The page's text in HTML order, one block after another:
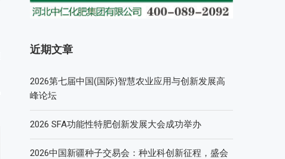
近期文章
2026第七届中国(国际)智慧农业应用与创新发展高
峰论坛
2026 SFA功能性特肥创新发展大会成功举办
2026中国新疆种子交易会：种业科创新征程，盛会